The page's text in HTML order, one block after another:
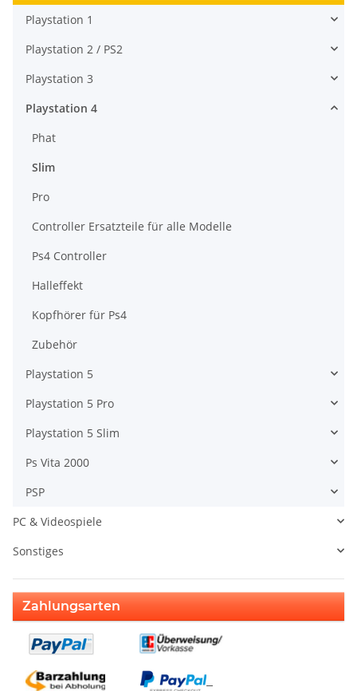
Playstation 1
Playstation 2 / PS2
Playstation 3
Playstation 4
Phat
Slim
Pro
Controller Ersatzteile für alle Modelle
Ps4 Controller
Halleffekt
Kopfhörer für Ps4
Zubehör
Playstation 5
Playstation 5 Pro
Playstation 5 Slim
Ps Vita 2000
PSP
PC & Videospiele
Sonstiges
Zahlungsarten